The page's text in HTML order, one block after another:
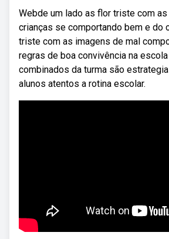
Webde um lado as flor triste com
crianças se comportando bem e do
triste com as imagens de mal
regras de boa convivência na
combinados da turma são
alunos atentos a rotina escolar.